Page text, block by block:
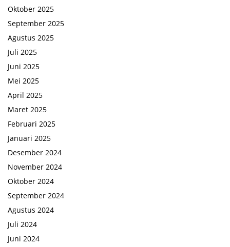
Oktober 2025
September 2025
Agustus 2025
Juli 2025
Juni 2025
Mei 2025
April 2025
Maret 2025
Februari 2025
Januari 2025
Desember 2024
November 2024
Oktober 2024
September 2024
Agustus 2024
Juli 2024
Juni 2024